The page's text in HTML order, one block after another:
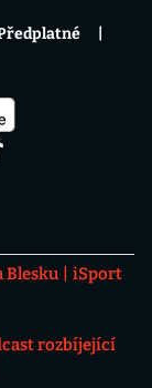
Blesku
iSport
rozbíjející